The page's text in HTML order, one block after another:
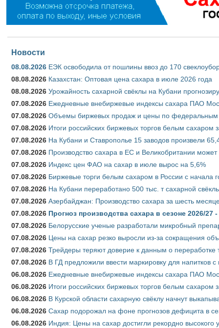
Новости
08.08.2026 ЕЭК освободила от пошлины ввоз до 170
08.08.2026 Казахстан: Оптовая цена сахара в июле 2026 года
08.08.2026 Урожайность сахарной свёклы на Кубани
07.08.2026 Ежедневные внебиржевые индексы сахара ПАО
07.08.2026 Объемы биржевых продаж и цены по федеральным
07.08.2026 Итоги российских биржевых торгов белым сахаром
07.08.2026 На Кубани и Ставрополье 15 заводов произвели
07.08.2026 Производство сахара в ЕС и Великобритании
07.08.2026 Индекс цен ФАО на сахар в июле вырос на 5,6%
07.08.2026 Биржевые торги белым сахаром в России с начала
07.08.2026 На Кубани переработано 500 тыс. т сахарной
07.08.2026 Азербайджан: Производство сахара за шесть
07.08.2026 Прогноз производства сахара в сезоне 2026/
07.08.2026 Белорусские ученые разработали микробный
07.08.2026 Цены на сахар резко выросли из-за сокращения
07.08.2026 Трейдеры теряют доверие к данным о переработке
07.08.2026 В ГД предложили ввести маркировку для напитков
06.08.2026 Ежедневные внебиржевые индексы сахара ПАО
06.08.2026 Итоги российских биржевых торгов белым сахаром
06.08.2026 В Курской области сахарную свёклу начнут
06.08.2026 Сахар подорожал на фоне прогнозов дефицита в
06.08.2026 Индия: Цены на сахар достигли рекордно высокого